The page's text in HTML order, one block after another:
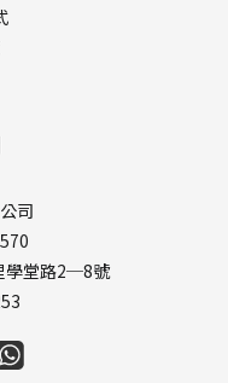
司
學堂路2─8號